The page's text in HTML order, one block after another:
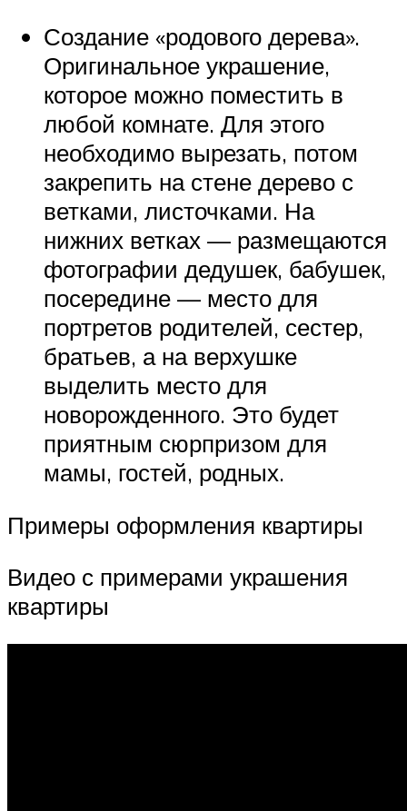
Создание «родового дерева».
Оригинальное украшение,
которое можно поместить в
любой комнате. Для этого
необходимо вырезать, потом
закрепить на стене дерево с
ветками, листочками. На
нижних ветках — размещаются
фотографии дедушек, бабушек,
посередине — место для
портретов родителей, сестер,
братьев, а на верхушке
выделить место для
новорожденного. Это будет
приятным сюрпризом для
мамы, гостей, родных.
Примеры оформления квартиры
Видео с примерами украшения
квартиры